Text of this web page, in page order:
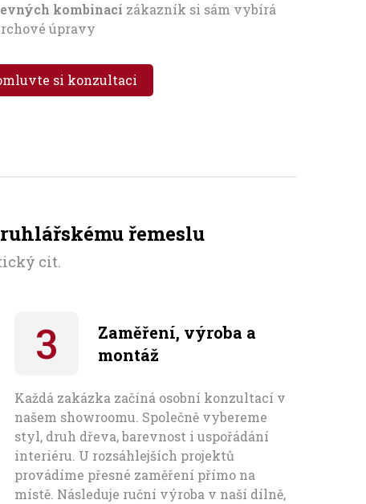
kombinací zákazník si sám vybírá
úpravy
si konzultaci
řemeslu
cit.
Zaměření, výroba a
montáž
Každá zakázka začíná osobní konzultací v
našem showroomu. Společně vybereme
styl, druh dřeva, barevnost i uspořádání
interiéru. U rozsáhlejších projektů
provádíme přesné zaměření přímo na
místě. Následuje ruční výroba v naší dílně,